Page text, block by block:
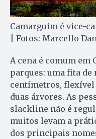
Camarguim é vice-
| Fotos: Marcello
A cena é comum
parques: uma fita
centímetros, flexível
duas árvores. As
slackline não é
muitos levam a
dos principais